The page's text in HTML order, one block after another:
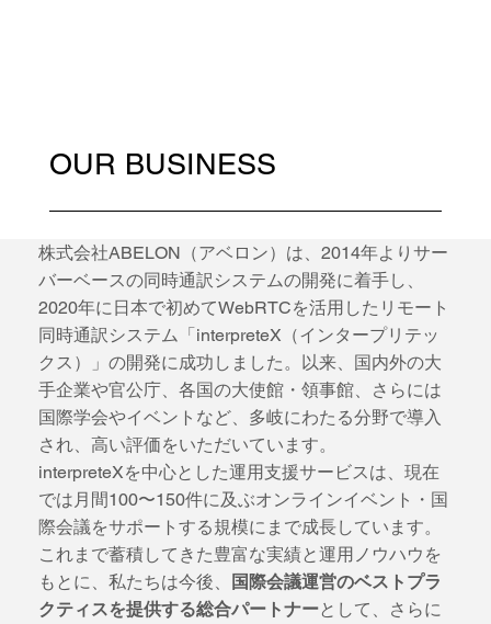
OUR BUSINESS
株式会社ABELON（アベロン）は、2014年よりサー
バーベースの同時通訳システムの開発に着手し、
2020年に日本で初めてWebRTCを活用したリモート
同時通訳システム「interpreteX（インタープリテッ
クス）」の開発に成功しました。以来、国内外の大
手企業や官公庁、各国の大使館・領事館、さらには
国際学会やイベントなど、多岐にわたる分野で導入
され、高い評価をいただいています。
interpreteXを中心とした運用支援サービスは、現在
では月間100〜150件に及ぶオンラインイベント・国
際会議をサポートする規模にまで成長しています。
これまで蓄積してきた豊富な実績と運用ノウハウを
もとに、私たちは今後、
国際会議運営のベストプラ
クティスを提供する総合パートナーとして、さらに